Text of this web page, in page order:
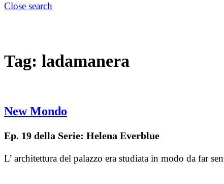
Close search
Tag: ladamanera
New Mondo
Ep. 19 della Serie: Helena Everblue
L’ architettura del palazzo era studiata in modo da far